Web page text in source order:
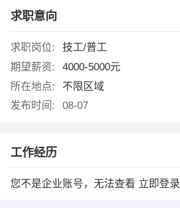
求职意向
求职岗位:
技工/普工
期望薪资:
4000-5000元
所在地点:
不限区域
发布时间:
08-07
工作经历
您不是企业账号，无法查看 立即登录